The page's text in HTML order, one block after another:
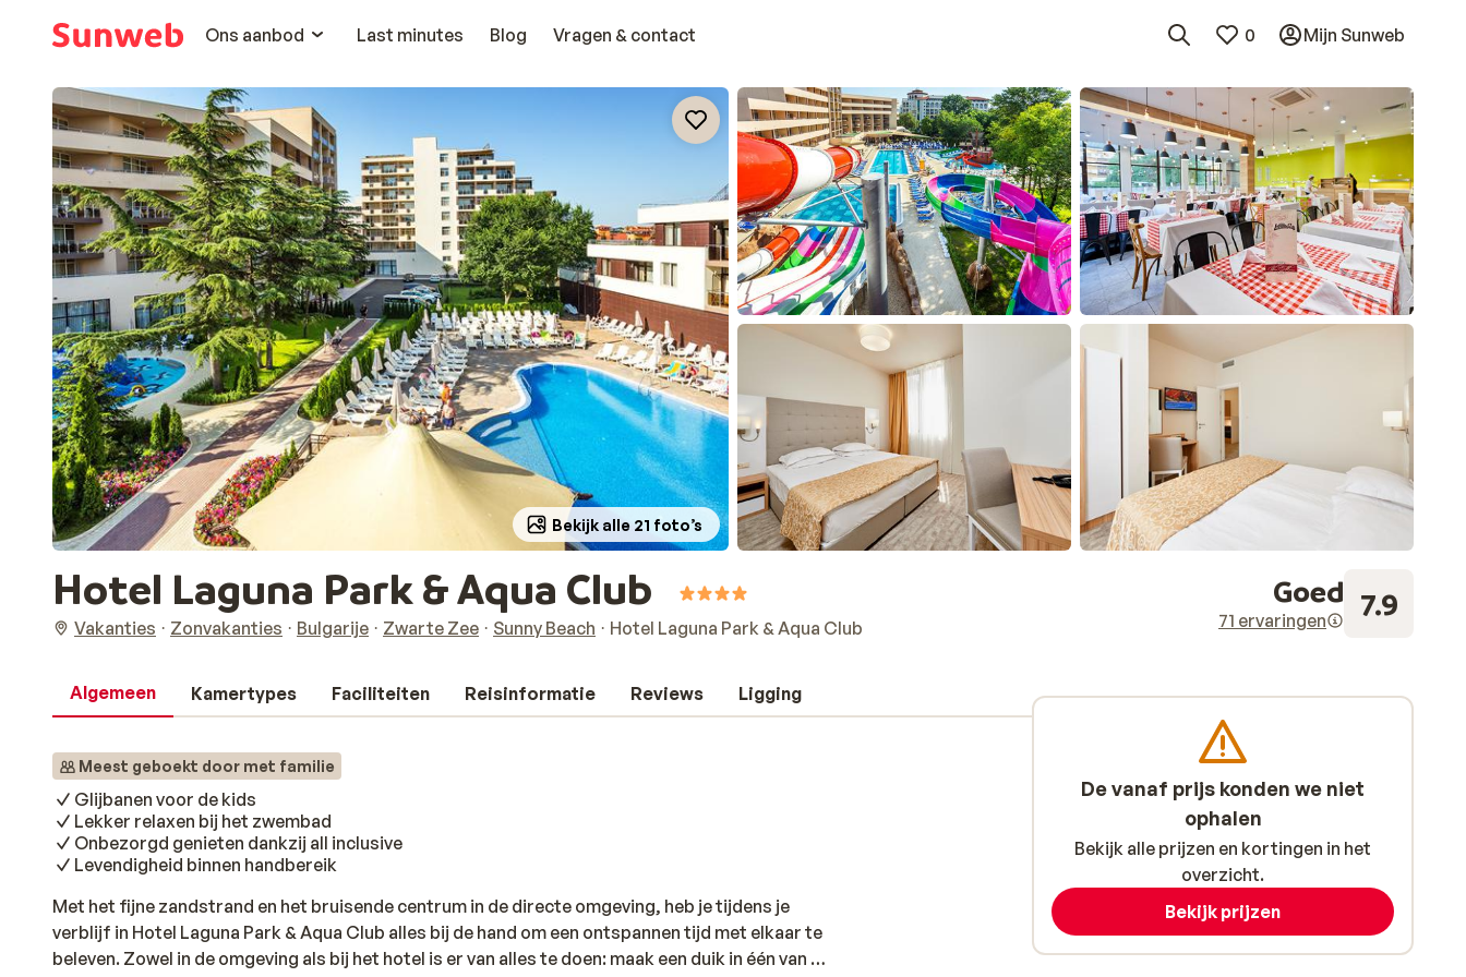
Ons aanbod
Last minutes Blog Vragen & contact 0 Mijn Sunweb
Bekijk alle 21 foto’s
Hotel Laguna Park & Aqua Club
Vakanties Zonvakanties Bulgarije Zwarte Zee Sunny Beach Hotel Laguna Park & Aqua Club
Goed
71 ervaringen 7.9
Algemeen Kamertypes Faciliteiten Reisinformatie Reviews Ligging
Meest geboekt door met familie
Glijbanen voor de kids
Lekker relaxen bij het zwembad
Onbezorgd genieten dankzij all inclusive
Levendigheid binnen handbereik
Met het fijne zandstrand en het bruisende centrum in de directe omgeving, heb je tijdens je
verblijf in Hotel Laguna Park & Aqua Club alles bij de hand om een ontspannen tijd met elkaar te
beleven. Zowel in de omgeving als bij het hotel is er van alles te doen: maak een duik in één van de
De vanaf prijs konden we niet
ophalen
Bekijk alle prijzen en kortingen in het
overzicht.
Bekijk prijzen